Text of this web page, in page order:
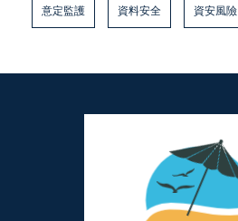
意定監護 資料安全 資安風險